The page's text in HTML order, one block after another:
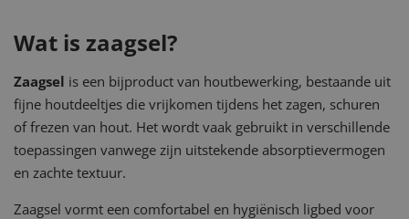
Wat is zaagsel?
Zaagsel is een bijproduct van houtbewerking, bestaande uit
fijne houtdeeltjes die vrijkomen tijdens het zagen, schuren
of frezen van hout. Het wordt vaak gebruikt in verschillende
toepassingen vanwege zijn uitstekende absorptievermogen
en zachte textuur.
Zaagsel vormt een comfortabel en hygiënisch ligbed voor